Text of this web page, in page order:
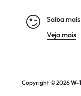
Saiba
Veja mais
Copyright © 2026W-